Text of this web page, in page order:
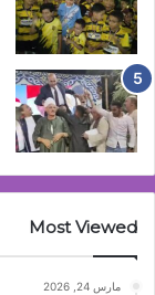
Most Viewed
مارس 24, 2026